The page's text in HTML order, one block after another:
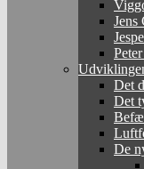
Jens
Det
Det
De